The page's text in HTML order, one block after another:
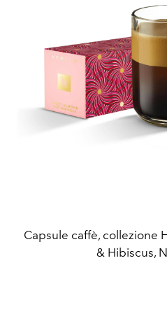
Capsule caffè, collezione
& Hibiscus,